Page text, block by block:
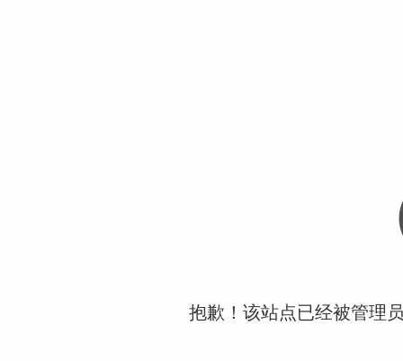
抱歉！该站点已经被管理